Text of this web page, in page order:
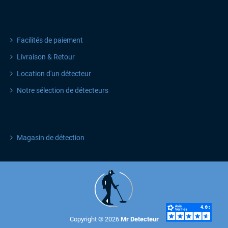
Facilités de paiement
Livraison & Retour
Location d'un détecteur
Notre sélection de détecteurs
Magasin de détection
Copyright © 2026 Mr Detecteur